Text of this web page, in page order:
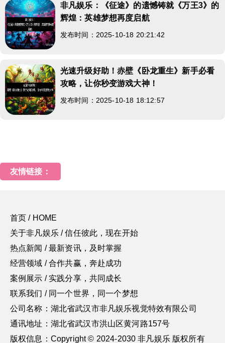
非凡娱乐：《征途》的遗憾铸就《万王3》的
辉煌：英雄梦想再度启航
发布时间：2025-10-18 20:21:42
光速升级好助！赤壁《卧龙重生》新手必看
攻略，让你秒变游戏大神！
发布时间：2025-10-18 18:12:57
友情链接：
首页 / HOME
关于非凡娱乐 / 信任彼此，现在开始
热点新闻 / 最新资讯，及时掌握
经营领域 / 合作共赢，奔赴成功
案例展示 / 实践分享，共同成长
联系我们 / 同一个世界，同一个梦想
公司名称：湖北省武汉市非凡娱乐视觉特效有限公司
通讯地址：湖北省武汉市洪山区黄河路157号
版权信息：Copyright © 2024-2030 非凡娱乐 版权所有